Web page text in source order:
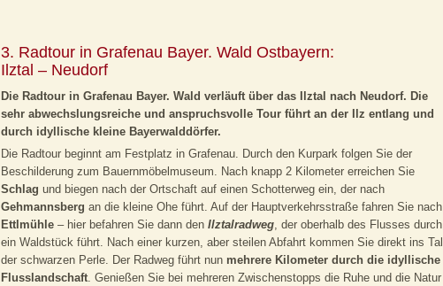
3. Radtour in Grafenau Bayer. Wald Ostbayern:
Ilztal – Neudorf
Die Radtour in Grafenau Bayer. Wald verläuft über das Ilztal nach Neudorf. Die
sehr abwechslungsreiche und anspruchsvolle Tour führt an der Ilz entlang und
durch idyllische kleine Bayerwalddörfer.
Die Radtour beginnt am Festplatz in Grafenau. Durch den Kurpark folgen Sie der
Beschilderung zum Bauernmöbelmuseum. Nach knapp 2 Kilometer erreichen Sie
Schlag und biegen nach der Ortschaft auf einen Schotterweg ein, der nach
Gehmannsberg an die kleine Ohe führt. Auf der Hauptverkehrsstraße fahren Sie nach
Ettlmühle – hier befahren Sie dann den Ilztalradweg, der oberhalb des Flusses durch
ein Waldstück führt. Nach einer kurzen, aber steilen Abfahrt kommen Sie direkt ins Tal
der schwarzen Perle. Der Radweg führt nun mehrere Kilometer durch die idyllische
Flusslandschaft. Genießen Sie bei mehreren Zwischenstopps die Ruhe und die Natur